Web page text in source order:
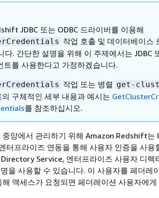
JDBC 또는 ODBC 드라이버를 이용해
작업 호출 및 데이터베이스
다. 간단한 설명을 위해 이 주제에서는 JDBC
트를 사용한다고 가정하겠습니다.
작업 또는 병렬 get-
의 구체적인 세부 내용과 예시는
를 참조하십시오.
중앙에서 관리하기 위해 Amazon Redshift는
터프라이즈 연동을 통해 사용자 인증을 사용
Service, 엔터프라이즈 사용자 디렉
을 사용할 수 있습니다. 이 사용자를 페더레
해 액세스가 요청되면 페더레이션 사용자에